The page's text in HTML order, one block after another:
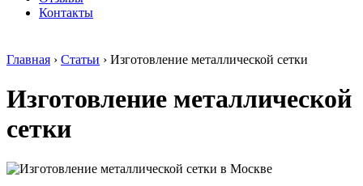
Трубы
AISI
электросварные
Общестроительный
Плита
(вентиляционный)
Отводы
Контакты
Главная › Статьи › Изготовление металлической сетки
Изготовление металлической
сетки